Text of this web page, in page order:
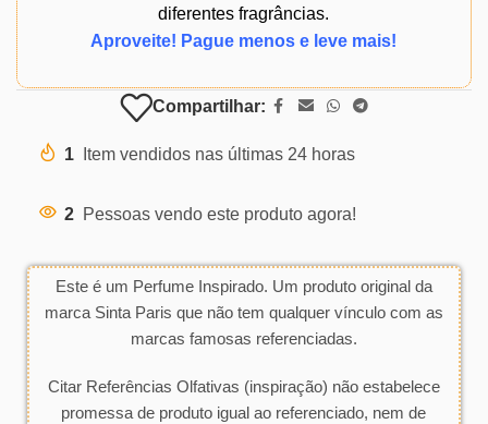
diferentes fragrâncias.
Aproveite! Pague menos e leve mais!
Compartilhar:
1 Item vendidos nas últimas 24 horas
2 Pessoas vendo este produto agora!
Este é um Perfume Inspirado. Um produto original da
marca Sinta Paris que não tem qualquer vínculo com as
marcas famosas referenciadas.
Citar Referências Olfativas (inspiração) não estabelece
promessa de produto igual ao referenciado, nem de